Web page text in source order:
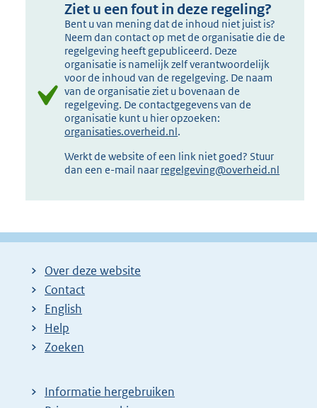
Ziet u een fout in deze regeling?
Bent u van mening dat de inhoud niet juist is?
Neem dan contact op met de organisatie die de
regelgeving heeft gepubliceerd. Deze
organisatie is namelijk zelf verantwoordelijk
voor de inhoud van de regelgeving. De naam
van de organisatie ziet u bovenaan de
regelgeving. De contactgegevens van de
organisatie kunt u hier opzoeken:
organisaties.overheid.nl.
Werkt de website of een link niet goed? Stuur
dan een e-mail naar regelgeving@overheid.nl
Over deze website
Contact
English
Help
Zoeken
Informatie hergebruiken